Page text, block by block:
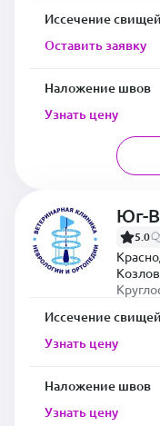
Иссечение свищей
Оставить заявку
Наложение швов
Узнать цену
Юг-
5.0
Иссечение свищей
Узнать цену
Наложение швов
Узнать цену